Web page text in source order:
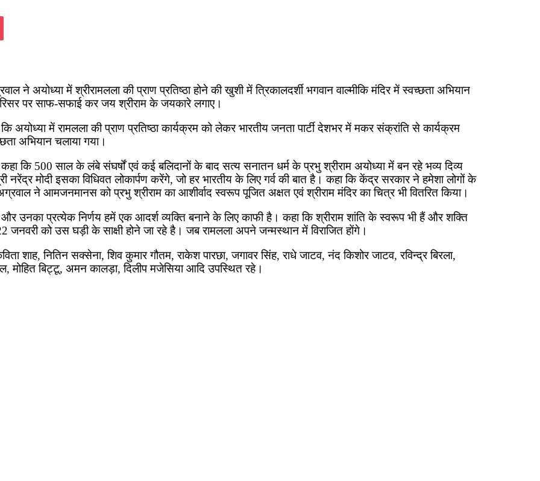
Pocket
ने अयोध्या में श्रीरामलला की प्राण प्रतिष्ठा होने की खुशी में त्रिकालदर्शी भगवान वाल्मीकि मंदिर में स्वच्छता अभियान
पर साफ-सफाई कर जय श्रीराम के जयकारे लगाए।
अयोध्या में रामलला की प्राण प्रतिष्ठा कार्यक्रम को लेकर भारतीय जनता पार्टी देशभर में मकर संक्रांति से कार्यक्रम
अभियान चलाया गया।
कि 500 साल के लंबे संघर्षों एवं कई बलिदानों के बाद सत्य सनातन धर्म के प्रभु श्रीराम अयोध्या में बन रहे भव्य दिव्य
नरेंद्र मोदी इसका विधिवत लोकार्पण करेंगे, जो हर भारतीय के लिए गर्व की बात है। कहा कि केंद्र सरकार ने हमेशा लोगों के
ने आमजनमानस को प्रभु श्रीराम का आशीर्वाद स्वरूप पूजित अक्षत एवं श्रीराम मंदिर का चित्र भी वितरित किया।
उनका प्रत्येक निर्णय हमें एक आदर्श व्यक्ति बनाने के लिए काफी है। कहा कि श्रीराम शांति के स्वरूप भी हैं और शक्ति
को उस घड़ी के साक्षी होने जा रहे है। जब रामलला अपने जन्मस्थान में विराजित होंगे।
शाह, नितिन सक्सेना, शिव कुमार गौतम, राकेश पारछा, जगावर सिंह, राधे जाटव, नंद किशोर जाटव, रविन्द्र बिरला,
बिट्टू, अमन कालड़ा, दिलीप मजेसिया आदि उपस्थित रहे।